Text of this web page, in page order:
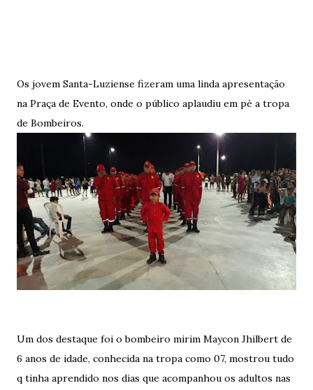
Os jovem Santa-Luziense fizeram uma linda apresentação
na Praça de Evento, onde o público aplaudiu em pé a tropa
de Bombeiros.
Um dos destaque foi o bombeiro mirim Maycon Jhilbert de
6 anos de idade, conhecida na tropa como 07, mostrou tudo
q tinha aprendido nos dias que acompanhou os adultos nas